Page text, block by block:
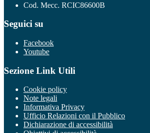
Cod. Mecc. RCIC86600B
Seguici su
Facebook
Youtube
Sezione Link Utili
Cookie policy
Note legali
Informativa Privacy
Ufficio Relazioni con il Pubblico
Dichiarazione di accessibilità